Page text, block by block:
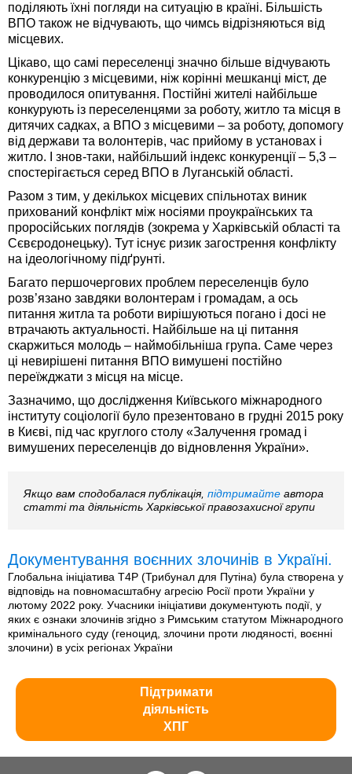
поділяють їхні погляди на ситуацію в країні. Більшість
ВПО також не відчувають, що чимсь відрізняються від
місцевих.
Цікаво, що самі переселенці значно більше відчувають
конкуренцію з місцевими, ніж корінні мешканці міст, де
проводилося опитування. Постійні жителі найбільше
конкурують із переселенцями за роботу, житло та місця в
дитячих садках, а ВПО з місцевими – за роботу, допомогу
від держави та волонтерів, час прийому в установах і
житло. І знов-таки, найбільший індекс конкуренції – 5,3 –
спостерігається серед ВПО в Луганській області.
Разом з тим, у декількох місцевих спільнотах виник
прихований конфлікт між носіями проукраїнських та
проросійських поглядів (зокрема у Харківській області та
Сєвєродонецьку). Тут існує ризик загострення конфлікту
на ідеологічному підґрунті.
Багато першочергових проблем переселенців було
розв’язано завдяки волонтерам і громадам, а ось
питання житла та роботи вирішуються погано і досі не
втрачають актуальності. Найбільше на ці питання
скаржиться молодь – наймобільніша група. Саме через
ці невирішені питання ВПО вимушені постійно
переїжджати з місця на місце.
Зазначимо, що дослідження Київського міжнародного
інституту соціології було презентовано в грудні 2015 року
в Києві, під час круглого столу «Залучення громад і
вимушених переселенців до відновлення України».
Якщо вам сподобалася публікація, підтримайте автора
статті та діяльність Харківської правозахисної групи
Документування воєнних злочинів в Україні.
Глобальна ініціатива T4P (Трибунал для Путіна) була створена у
відповідь на повномасштабну агресію Росії проти України у
лютому 2022 року. Учасники ініціативи документують події, у
яких є ознаки злочинів згідно з Римським статутом Міжнародного
кримінального суду (геноцид, злочини проти людяності, воєнні
злочини) в усіх регіонах України
Підтримати
діяльність
ХПГ